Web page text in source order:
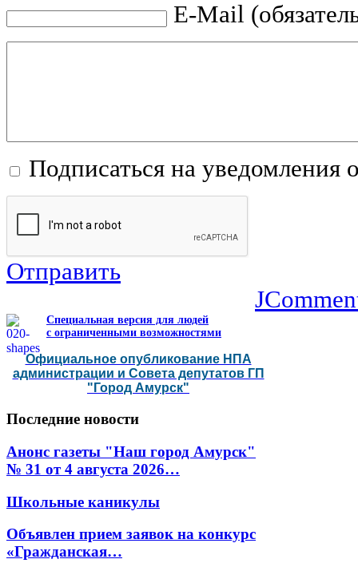
E-Mail
Подписаться на уведомления
Отправить
Специальная версия для людей
с ограниченными возможностями
Официальное опубликование НПА
администрации и Совета депутатов ГП
"Город Амурск"
Последние новости
Анонс газеты "Наш город Амурск"
№ 31 от 4 августа 2026…
Школьные каникулы
Объявлен прием заявок на конкурс
«Гражданская…